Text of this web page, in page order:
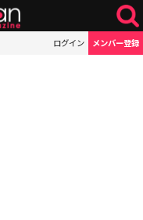
ログイン メンバー登録